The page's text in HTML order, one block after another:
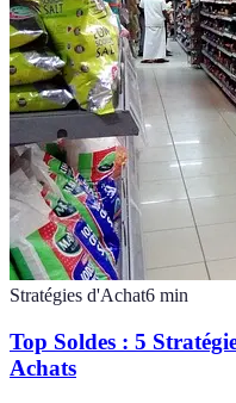
Stratégies d'Achat6 min
Top Soldes : 5
Achats